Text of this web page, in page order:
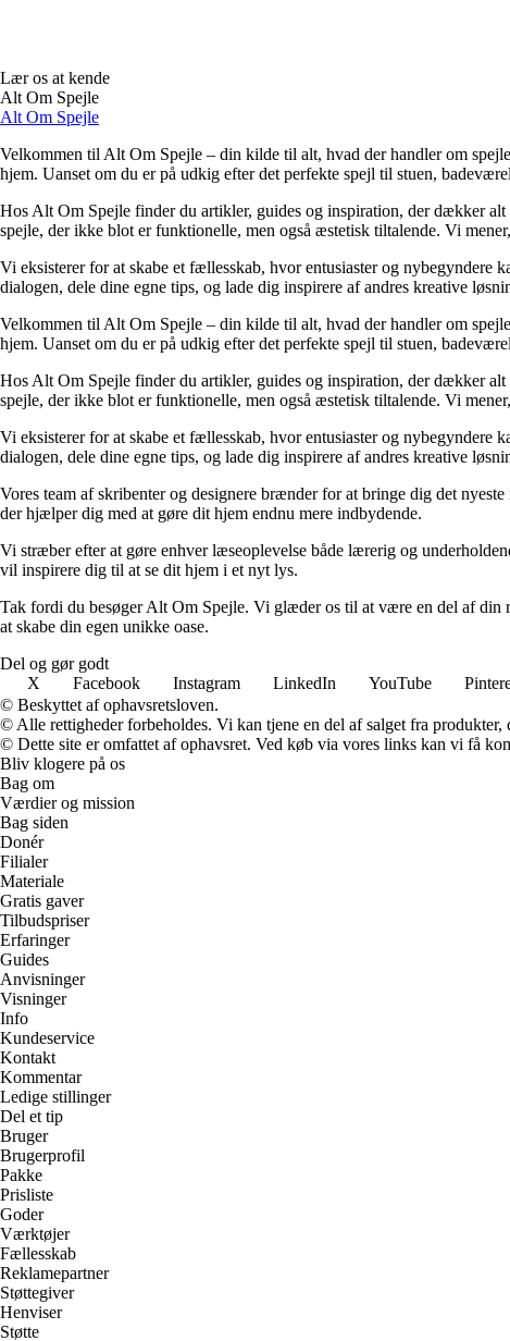
Lær os at kende
Alt Om Spejle
Alt Om Spejle
Velkommen til Alt Om Spejle – din kilde til alt, hvad der handler om
hjem. Uanset om du er på udkig efter det perfekte spejl til stuen,
Hos Alt Om Spejle finder du artikler, guides og inspiration, der dækker
spejle, der ikke blot er funktionelle, men også æstetisk tiltalende. Vi
Vi eksisterer for at skabe et fællesskab, hvor entusiaster og nybegyndere
dialogen, dele dine egne tips, og lade dig inspirere af andres kreative
Velkommen til Alt Om Spejle – din kilde til alt, hvad der handler om
hjem. Uanset om du er på udkig efter det perfekte spejl til stuen,
Hos Alt Om Spejle finder du artikler, guides og inspiration, der dækker
spejle, der ikke blot er funktionelle, men også æstetisk tiltalende. Vi
Vi eksisterer for at skabe et fællesskab, hvor entusiaster og nybegyndere
dialogen, dele dine egne tips, og lade dig inspirere af andres kreative
Vores team af skribenter og designere brænder for at bringe dig det
der hjælper dig med at gøre dit hjem endnu mere indbydende.
Vi stræber efter at gøre enhver læseoplevelse både lærerig og
vil inspirere dig til at se dit hjem i et nyt lys.
Tak fordi du besøger Alt Om Spejle. Vi glæder os til at være en del af din
at skabe din egen unikke oase.
Del og gør godt
X
Facebook Instagram LinkedIn YouTube
© Beskyttet af ophavsretsloven.
© Alle rettigheder forbeholdes. Vi kan tjene en del af salget fra
© Dette site er omfattet af ophavsret. Ved køb via vores links kan vi få
Bliv klogere på os
Bag om
Værdier og mission
Bag siden
Donér
Filialer
Materiale
Gratis gaver
Tilbudspriser
Erfaringer
Guides
Anvisninger
Visninger
Info
Kundeservice
Kontakt
Kommentar
Ledige stillinger
Del et tip
Bruger
Brugerprofil
Pakke
Prisliste
Goder
Værktøjer
Fællesskab
Reklamepartner
Støttegiver
Henviser
Støtte